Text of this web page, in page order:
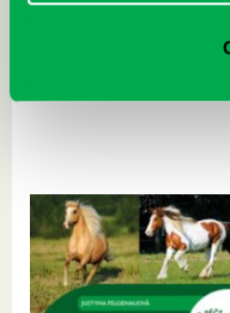
Rudź, Przemyslaw: Atlas hviezd:
Sprievodca po hviezdnej